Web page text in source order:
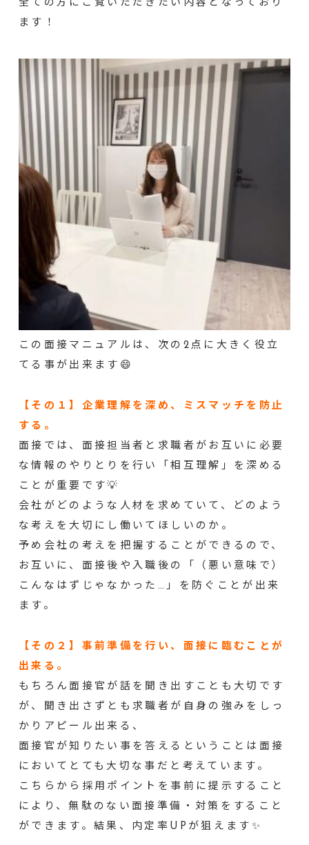
全ての方にご覧いただきたい内容となっており
ます！
この面接マニュアルは、次の2点に大きく役立
てる事が出来ます😄
【その１】企業理解を深め、ミスマッチを防止
する。
面接では、面接担当者と求職者がお互いに必要
な情報のやりとりを行い「相互理解」を深める
ことが重要です💡
会社がどのような人材を求めていて、どのよう
な考えを大切にし働いてほしいのか。
予め会社の考えを把握することができるので、
お互いに、面接後や入職後の「（悪い意味で）
こんなはずじゃなかった…」を防ぐことが出来
ます。
【その２】事前準備を行い、面接に臨むことが
出来る。
もちろん面接官が話を聞き出すことも大切です
が、聞き出さずとも求職者が自身の強みをしっ
かりアピール出来る、
面接官が知りたい事を答えるということは面接
においてとても大切な事だと考えています。
こちらから採用ポイントを事前に提示すること
により、無駄のない面接準備・対策をすること
ができます。結果、内定率UPが狙えます✨